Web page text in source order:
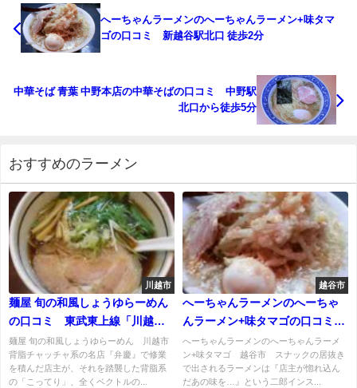
へーちゃんラーメンのへーちゃんラーメン+味タマ
ゴの口コミ 新越谷駅北口 徒歩2分
中華そば 青葉 中野本店の中華そばの口コミ 中野駅
北口から徒歩5分
おすすめのラーメン
川越市
麺屋 旬の和風しょうゆらーめん
の口コミ 東武東上線「川越市
駅」から徒歩約20分
麺屋 旬の和風しょうゆらーめん 川越市
背脂チャッチャ系の名店『弁慶』で修業
を積んだ店主が、それを踏襲した背脂系
の「こってり」、全くベクトルの...
越谷市
へーちゃんラーメンのへーちゃ
んラーメン+味タマゴの口コミ
新越谷駅北口 徒歩2分
へーちゃんラーメンのへーちゃんラーメ
ン+味タマゴ 越谷市 スナックの居抜き
で出されるラーメンは『店主が惚れ込ん
だあの味を…』という二郎インス...